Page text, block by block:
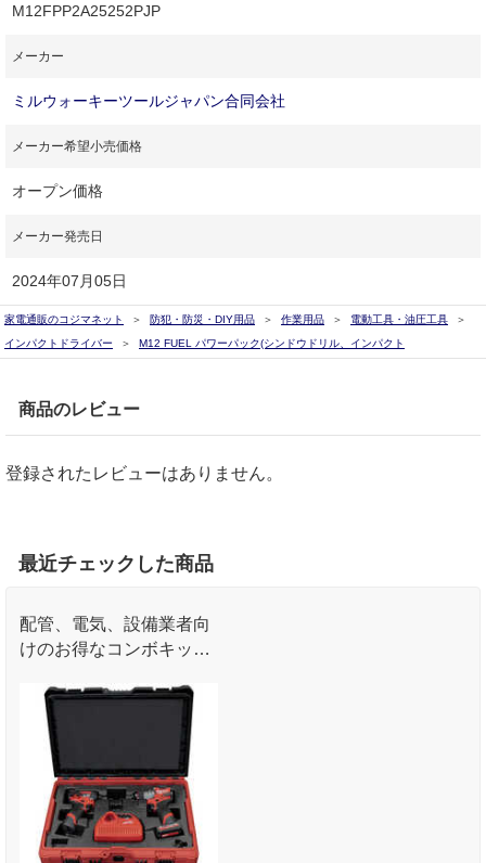
M12FPP2A25252PJP
メーカー
ミルウォーキーツールジャパン合同会社
メーカー希望小売価格
オープン価格
メーカー発売日
2024年07月05日
家電通販のコジマネット 防犯・防災・DIY用品 作業用品
電動工具・油圧工具
インパクトドライバー
M12 FUEL パワーパック(シンドウドリル、インパクト
商品のレビュー
登録されたレビューはありません。
最近チェックした商品
配管、電気、設備業者向
けのお得なコンボキット